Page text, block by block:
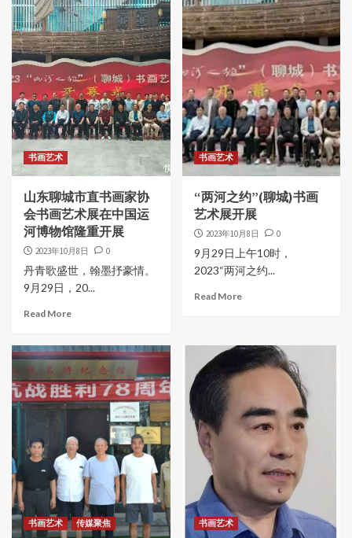
书画艺术
山东聊城市直书画家协
会书画艺术展在中国运
河博物馆隆重开展
2023年10月8日 0
丹青歌盛世，翰墨抒豪情。
9月29日，20...
Read More
书画艺术
“两河之约”(聊城)书画
艺术展开展
2023年10月8日 0
9月29日上午10时，
2023“两河之约...
Read More
书画艺术 传媒聚焦 书画艺术